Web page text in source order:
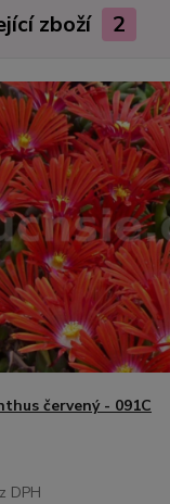
zboží 2
červený - 091C
DPH